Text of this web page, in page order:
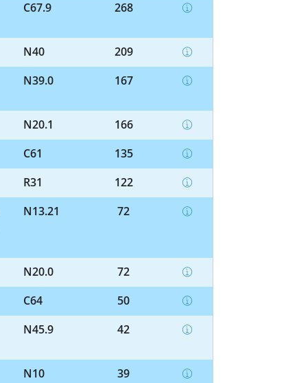
C67.9 268
N40
209
N39.0 167
N20.1
166
C61
135
R31
122
N13.21 72
N20.0
72
C64
50
N45.9 42
N10
39